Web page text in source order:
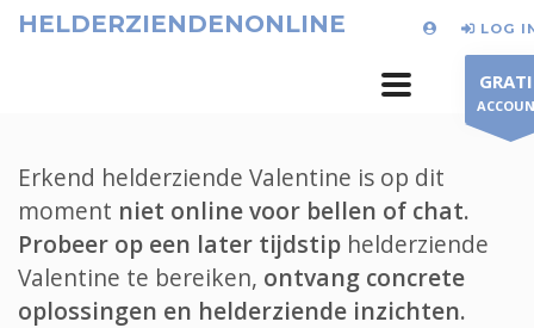
HELDERZIENDENONLINE LOG
Erkend helderziende Valentine is op dit
moment niet online voor bellen of chat.
Probeer op een later tijdstip helderziende
Valentine te bereiken, ontvang concrete
oplossingen en helderziende inzichten.